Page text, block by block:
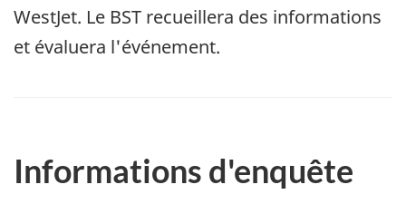
WestJet. Le BST recueillera des informations
et évaluera l'événement.
Informations d'enquête